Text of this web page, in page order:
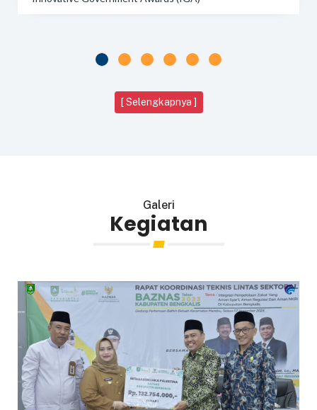
[ Selengkapnya ]
Galeri
Kegiatan